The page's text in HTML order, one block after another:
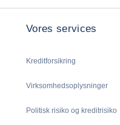
Vores services
Kreditforsikring
Virksomhedsoplysninger
Politisk risiko og kreditrisiko